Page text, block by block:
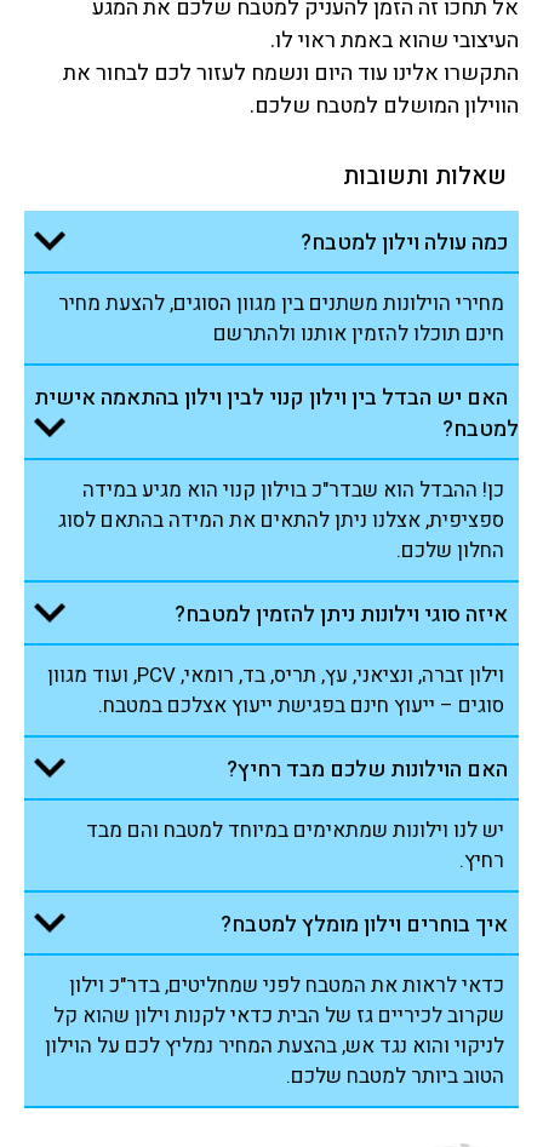
אל תחכו זה הזמן להעניק למטבח שלכם את המגע
העיצובי שהוא באמת ראוי לו.
התקשרו אלינו עוד היום ונשמח לעזור לכם לבחור את
הווילון המושלם למטבח שלכם.
שאלות ותשובות
כמה עולה וילון למטבח?
מחירי הוילונות משתנים בין מגוון הסוגים, להצעת מחיר
חינם תוכלו להזמין אותנו ולהתרשם
האם יש הבדל בין וילון קנוי לבין וילון בהתאמה אישית
למטבח?
כן! ההבדל הוא שבדר"כ בוילון קנוי הוא מגיע במידה
ספציפית, אצלנו ניתן להתאים את המידה בהתאם לסוג
החלון שלכם.
איזה סוגי וילונות ניתן להזמין למטבח?
וילון זברה, ונציאני, עץ, תריס, בד, רומאי, PCV, ועוד מגוון
סוגים – ייעוץ חינם בפגישת ייעוץ אצלכם במטבח.
האם הוילונות שלכם מבד רחיץ?
יש לנו וילונות שמתאימים במיוחד למטבח והם מבד
רחיץ.
איך בוחרים וילון מומלץ למטבח?
כדאי לראות את המטבח לפני שמחליטים, בדר"כ וילון
שקרוב לכיריים גז של הבית כדאי לקנות וילון שהוא קל
לניקוי והוא נגד אש, בהצעת המחיר נמליץ לכם על הוילון
הטוב ביותר למטבח שלכם.